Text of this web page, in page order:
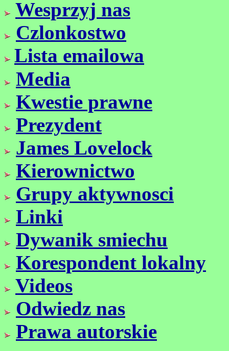
Wesprzyj nas
Czlonkostwo
Lista emailowa
Media
Kwestie prawne
Prezydent
James Lovelock
Kierownictwo
Grupy aktywnosci
Linki
Dywanik smiechu
Korespondent lokalny
Videos
Odwiedz nas
Prawa autorskie